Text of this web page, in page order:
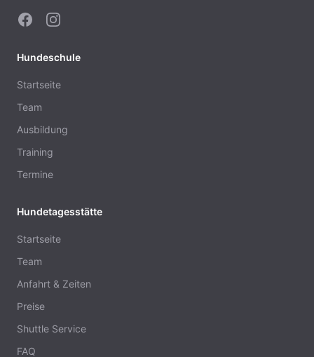
Hundeschule
Startseite
Team
Ausbildung
Training
Termine
Hundetagesstätte
Startseite
Team
Anfahrt & Zeiten
Preise
Shuttle Service
FAQ